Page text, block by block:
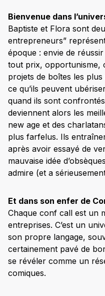
Bienvenue dans
Baptiste et Flora sont
entrepreneurs”
époque : envie de
tout prix, opportunisme,
projets de boîtes les
ce qu’ils peuvent
quand ils sont
deviennent alors les
new age et des
plus farfelus. Ils
après avoir essayé de
mauvaise idée
admire (et a
Et dans son enfer de
Chaque conf call est un
entreprises. C’est un
son propre langage,
certainement pavé de
se révéler comme un
comiques.